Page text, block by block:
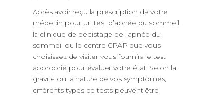
Après avoir reçu la prescription de votre
médecin pour un test d’apnée du sommeil,
la clinique de dépistage de l’apnée du
sommeil ou le centre CPAP que vous
choisissez de visiter vous fournira le test
approprié pour évaluer votre état. Selon la
gravité ou la nature de vos symptômes,
différents types de tests peuvent être